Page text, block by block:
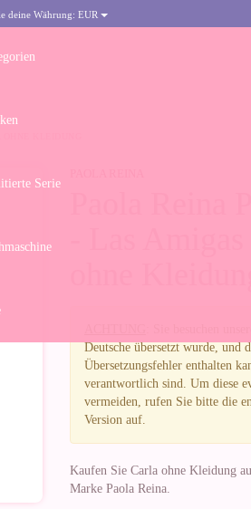
deine Währung: EUR
Serie
Deutsche übersetzt wurde, und
Übersetzungsfehler enthalten
verantwortlich sind. Um diese
vermeiden, rufen Sie bitte die
Version auf.
Kaufen Sie Carla ohne Kleidung
Marke Paola Reina.